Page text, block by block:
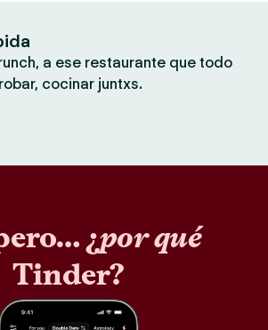
a ese restaurante que todo
cocinar juntxs.
¿por qué
Tinder?